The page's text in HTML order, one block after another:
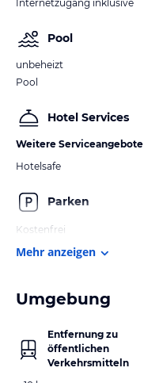
Internetzugang inklusive
Pool
unbeheizt
Pool
Hotel Services
Weitere Serviceangebote
Hotelsafe
Parken
Kostenfrei
Mehr anzeigen
Umgebung
Entfernung zu
öffentlichen
Verkehrsmitteln